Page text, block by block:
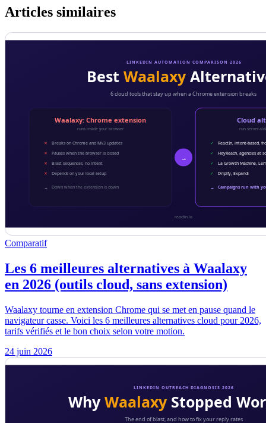
Articles similaires
Comparatif
Les 6 meilleures alternatives à Waalaxy
en 2026 (outils cloud, sans extension)
Waalaxy tourne en extension Chrome qui se met en pause quand le
navigateur casse. Voici les 6 meilleures alternatives cloud pour 2026,
tarifs vérifiés et le bon choix selon votre motion.
24 juin 2026